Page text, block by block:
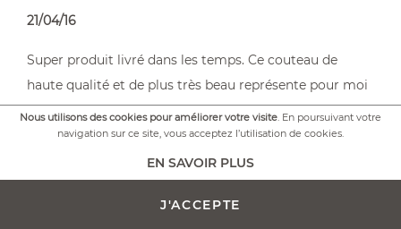
Nous utilisons des cookies pour améliorer votre visite. En poursuivant votre
navigation sur ce site, vous acceptez l’utilisation de cookies.
EN SAVOIR PLUS
J'ACCEPTE
21/04/16
Super produit livré dans les temps. Ce couteau de
haute qualité et de plus très beau représente pour moi
le compagnon indispensable dans mes randonnées
vélocipédiques : liberté pour partir à la rencontre des
gens et de leur culture. Ma culture à moi, entre autres,
c'est : saucisson, fromage, pain et vin. Alors, imaginez
donc l'utilité d'une telle lame !